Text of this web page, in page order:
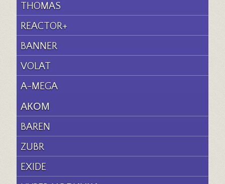
THOMAS
REACTOR+
BANNER
VOLAT
A-MEGA
АКОМ
BAREN
ZUBR
EXIDE